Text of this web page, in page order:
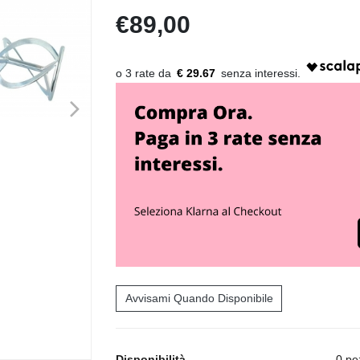
>
€89,00
€ 29.67
Avvisami Quando Disponibile